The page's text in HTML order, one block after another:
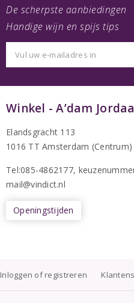
De scherpste aanbiedingen
Handige wijn en spijs tips
Winkel - A’dam
Elandsgracht 113
1016 TT Amsterdam (Centrum)
Tel:085-4862177,
mail@vindict.nl
Openingstijden
Inloggen of registreren